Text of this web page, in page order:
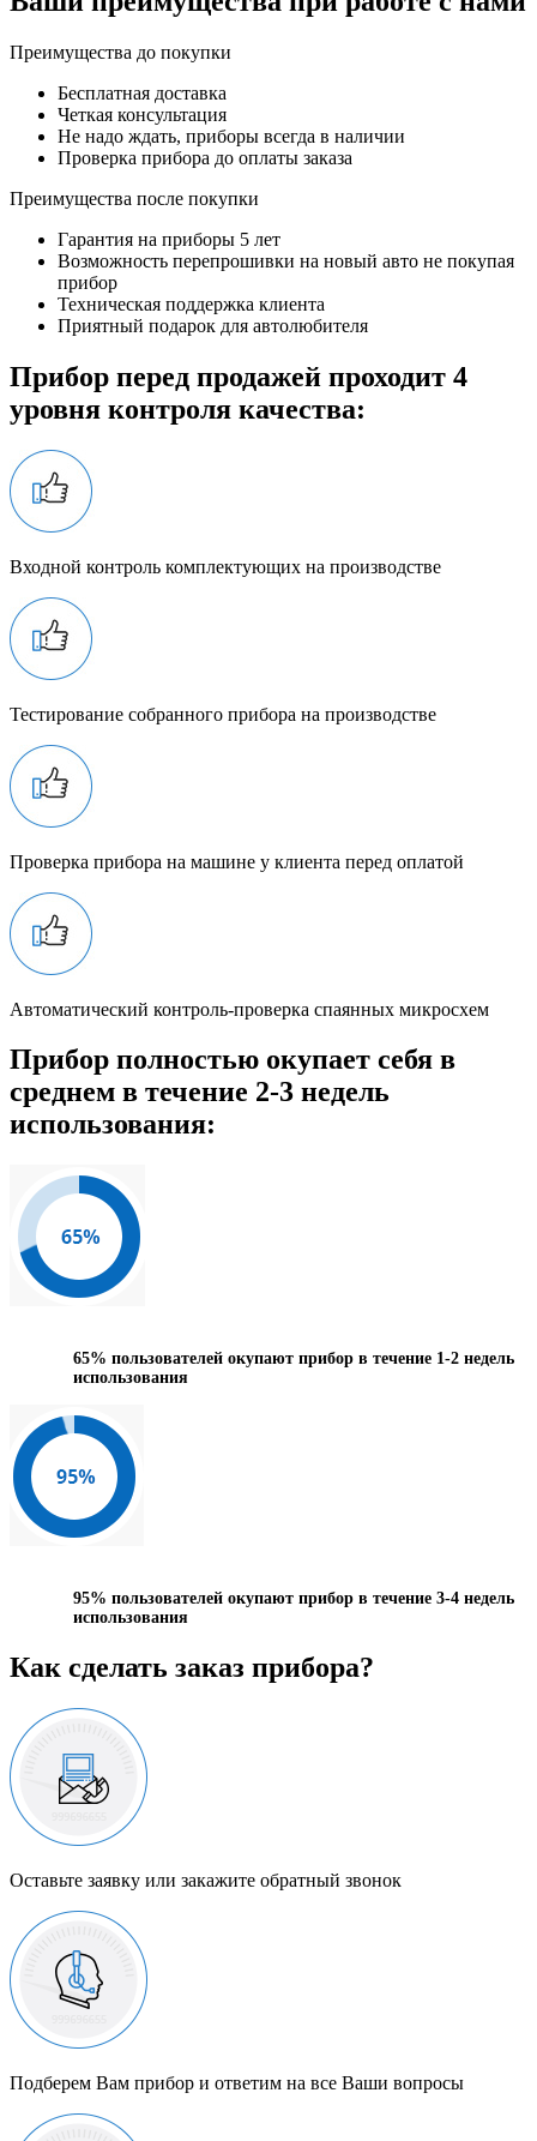
Преимущества до покупки
Бесплатная доставка
Четкая консультация
Не надо ждать, приборы всегда в наличии
Проверка прибора до оплаты заказа
Преимущества после покупки
Гарантия на приборы 5 лет
Возможность перепрошивки на новый авто не покупая
прибор
Техническая поддержка клиента
Приятный подарок для автолюбителя
Прибор перед продажей проходит 4
уровня контроля качества:
Входной контроль комплектующих на производстве
Тестирование собранного прибора на производстве
Проверка прибора на машине у клиента перед оплатой
Автоматический контроль-проверка спаянных микросхем
Прибор полностью окупает себя в
среднем в течение 2-3 недель
использования:
65% пользователей окупают прибор в течение 1-2 недель
использования
95% пользователей окупают прибор в течение 3-4 недель
использования
Как сделать заказ прибора?
Оставьте заявку или закажите обратный звонок
Подберем Вам прибор и ответим на все Ваши вопросы